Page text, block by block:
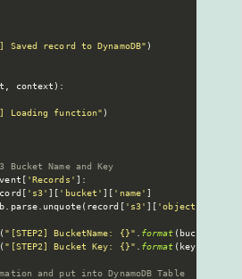
Saved record to DynamoDB" )
, context ) :
Loading function" )
Name and Key
'Records'
:
's3' 'bucket' 'name'
. parse. unquote( record 's3' 'object'
( "[STEP2] BucketName: {}" . format ( bucket
( "[STEP2] Bucket Key: {}" . format ( key)
and put into DynamoDB Table